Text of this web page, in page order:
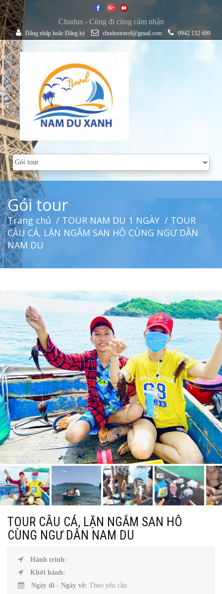
Chudus - Cùng đi cùng cảm nhận
Đăng nhập hoặc Đăng ký chudustravel@gmail.com 0942 132 699
Gói tour
Trang chủ / TOUR NAM DU 1 NGÀY / TOUR
CÂU CÁ, LẶN NGẮM SAN HÔ CÙNG NGƯ DÂN
NAM DU
TOUR CÂU CÁ, LẶN NGẮM SAN HÔ
CÙNG NGƯ DÂN NAM DU
Hành trình:
Khởi hành:
Ngày đi - Ngày về: Theo yêu cầu